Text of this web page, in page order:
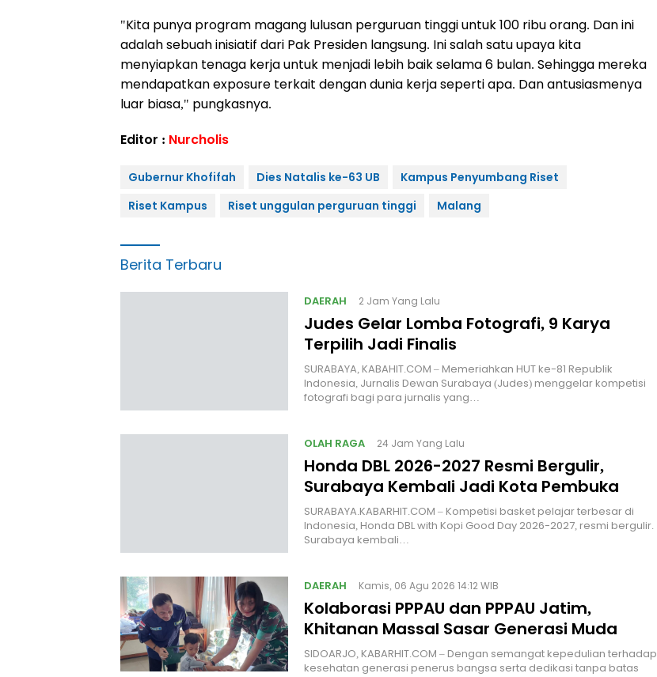
"Kita punya program magang lulusan perguruan tinggi untuk 100 ribu orang. Dan ini
adalah sebuah inisiatif dari Pak Presiden langsung. Ini salah satu upaya kita
menyiapkan tenaga kerja untuk menjadi lebih baik selama 6 bulan. Sehingga mereka
mendapatkan exposure terkait dengan dunia kerja seperti apa. Dan antusiasmenya
luar biasa," pungkasnya.
Editor : Nurcholis
Gubernur Khofifah Dies Natalis ke-63 UB
Kampus Penyumbang Riset
Riset Kampus
Riset unggulan perguruan tinggi Malang
Berita Terbaru
DAERAH 2 Jam Yang Lalu
Judes Gelar Lomba Fotografi, 9 Karya
Terpilih Jadi Finalis
SURABAYA, KABAHIT.COM – Memeriahkan HUT ke-81 Republik
Indonesia, Jurnalis Dewan Surabaya (Judes) menggelar kompetisi
fotografi bagi para jurnalis yang…
OLAH RAGA 24 Jam Yang Lalu
Honda DBL 2026-2027 Resmi Bergulir,
Surabaya Kembali Jadi Kota Pembuka
SURABAYA.KABARHIT.COM – Kompetisi basket pelajar terbesar di
Indonesia, Honda DBL with Kopi Good Day 2026-2027, resmi bergulir.
Surabaya kembali…
DAERAH Kamis, 06 Agu 2026 14:12 WIB
Kolaborasi PPPAU dan PPPAU Jatim,
Khitanan Massal Sasar Generasi Muda
SIDOARJO, KABARHIT.COM – Dengan semangat kepedulian terhadap
kesehatan generasi penerus bangsa serta dedikasi tanpa batas